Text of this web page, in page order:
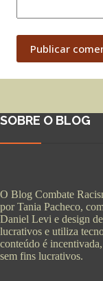
Publicar
SOBRE O BLOG
O Blog Combate
por Tania Pacheco,
Daniel Levi e design
lucrativos e utiliza
conteúdo é
sem fins lucrativos.